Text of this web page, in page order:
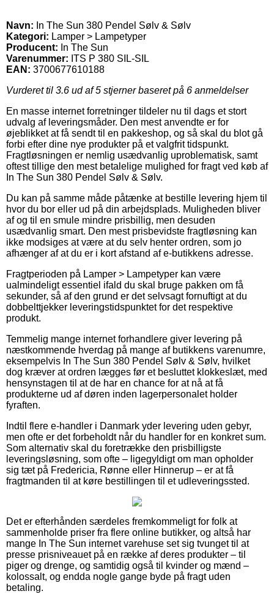
Navn: In The Sun 380 Pendel Sølv & Sølv
Kategori: Lamper > Lampetyper
Producent: In The Sun
Varenummer: ITS P 380 SIL-SIL
EAN: 3700677610188
Vurderet til 3.6 ud af 5 stjerner baseret på 6 anmeldelser
En masse internet forretninger tildeler nu til dags et stort
udvalg af leveringsmåder. Den mest anvendte er for
øjeblikket at få sendt til en pakkeshop, og så skal du blot gå
forbi efter dine nye produkter på et valgfrit tidspunkt.
Fragtløsningen er nemlig usædvanlig uproblematisk, samt
oftest tillige den mest betalelige mulighed for fragt ved køb af
In The Sun 380 Pendel Sølv & Sølv.
Du kan på samme måde påtænke at bestille levering hjem til
hvor du bor eller ud på din arbejdsplads. Muligheden bliver
af og til en smule mindre prisbillig, men desuden
usædvanlig smart. Den mest prisbevidste fragtløsning kan
ikke modsiges at være at du selv henter ordren, som jo
afhænger af at du er i kort afstand af e-butikkens adresse.
Fragtperioden på Lamper > Lampetyper kan være
ualmindeligt essentiel ifald du skal bruge pakken om få
sekunder, så af den grund er det selvsagt fornuftigt at du
dobbelttjekker leveringstidspunktet for det respektive
produkt.
Temmelig mange internet forhandlere giver levering på
næstkommende hverdag på mange af butikkens varenumre,
eksempelvis In The Sun 380 Pendel Sølv & Sølv, hvilket
dog kræver at ordren lægges før et besluttet klokkeslæt, med
hensynstagen til at de har en chance for at nå at få
produkterne ud af døren inden lagerpersonalet holder
fyraften.
Indtil flere e-handler i Danmark yder levering uden gebyr,
men ofte er det forbeholdt når du handler for en konkret sum.
Som alternativ skal du foretrække den prisbilligste
leveringsløsning, som ofte – ligegyldigt om man opholder
sig tæt på Fredericia, Rønne eller Hinnerup – er at få
fragtmanden til at køre bestillingen til et udleveringssted.
Det er efterhånden særdeles fremkommeligt for folk at
sammenholde priser fra flere online butikker, og altså har
mange In The Sun internet varehuse set sig tvunget til at
presse prisniveauet på en række af deres produkter – til
piger og drenge, og samtidig også til kvinder og mænd –
kolossalt, og endda nogle gange byde på fragt uden
betaling.